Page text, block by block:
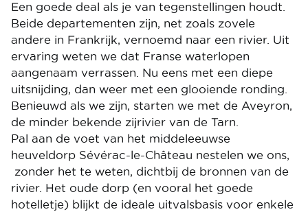
Een goede deal als je van tegenstellingen houdt.
Beide departementen zijn, net zoals zovele
andere in Frankrijk, vernoemd naar een rivier. Uit
ervaring weten we dat Franse waterlopen
aangenaam verrassen. Nu eens met een diepe
uitsnijding, dan weer met een glooiende ronding.
Benieuwd als we zijn, starten we met de Aveyron,
de minder bekende zijrivier van de Tarn.
Pal aan de voet van het middeleeuwse
heuveldorp Sévérac-le-Château nestelen we ons,
zonder het te weten, dichtbij de bronnen van de
rivier. Het oude dorp (en vooral het goede
hotelletje) blijkt de ideale uitvalsbasis voor enkele